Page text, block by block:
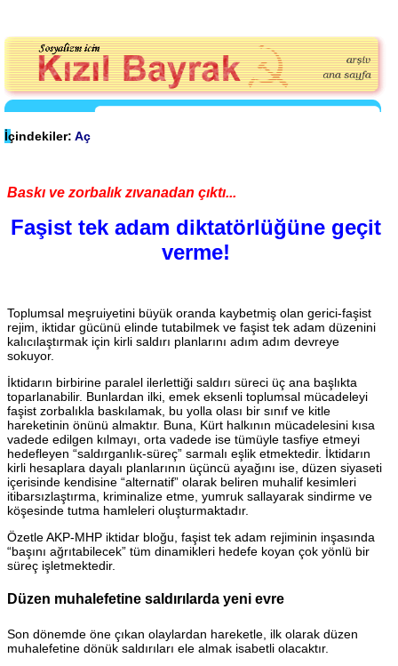
İçindekiler: Aç
Baskı ve zorbalık zıvanadan çıktı...
Faşist tek adam diktatörlüğüne geçit
verme!
Toplumsal meşruiyetini büyük oranda kaybetmiş olan gerici-faşist
rejim, iktidar gücünü elinde tutabilmek ve faşist tek adam düzenini
kalıcılaştırmak için kirli saldırı planlarını adım adım devreye
sokuyor.
İktidarın birbirine paralel ilerlettiği saldırı süreci üç ana başlıkta
toparlanabilir. Bunlardan ilki, emek eksenli toplumsal mücadeleyi
faşist zorbalıkla baskılamak, bu yolla olası bir sınıf ve kitle
hareketinin önünü almaktır. Buna, Kürt halkının mücadelesini kısa
vadede edilgen kılmayı, orta vadede ise tümüyle tasfiye etmeyi
hedefleyen “saldırganlık-süreç” sarmalı eşlik etmektedir. İktidarın
kirli hesaplara dayalı planlarının üçüncü ayağını ise, düzen siyaseti
içerisinde kendisine “alternatif” olarak beliren muhalif kesimleri
itibarsızlaştırma, kriminalize etme, yumruk sallayarak sindirme ve
köşesinde tutma hamleleri oluşturmaktadır.
Özetle AKP-MHP iktidar bloğu, faşist tek adam rejiminin inşasında
“başını ağrıtabilecek” tüm dinamikleri hedefe koyan çok yönlü bir
süreç işletmektedir.
Düzen muhalefetine saldırılarda yeni evre
Son dönemde öne çıkan olaylardan hareketle, ilk olarak düzen
muhalefetine dönük saldırıları ele almak isabetli olacaktır.